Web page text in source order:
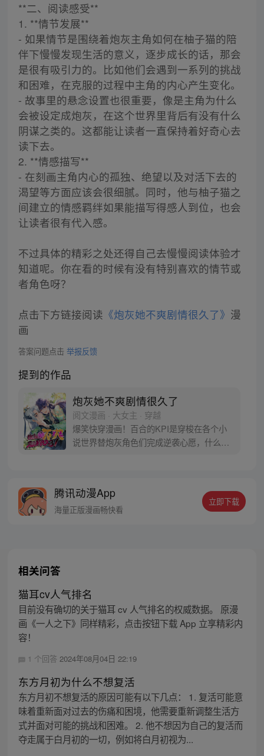
**二、阅读感受**
1. **情节发展**
- 如果情节是围绕着炮灰主角如何在柚子猫的陪
伴下慢慢发现生活的意义，逐步成长的话，那会
是很有吸引力的。比如他们会遇到一系列的挑战
和困难，在克服的过程中主角的内心产生变化。
- 故事里的悬念设置也很重要，像是主角为什么
会被设定成炮灰，在这个世界里背后有没有什么
阴谋之类的。这都能让读者一直保持着好奇心去
读下去。
2. **情感描写**
- 在刻画主角内心的孤独、绝望以及对活下去的
渴望等方面应该会很细腻。同时，他与柚子猫之
间建立的情感羁绊如果能描写得感人到位，也会
让读者很有代入感。
不过具体的精彩之处还得自己去慢慢阅读体验才
知道呢。你在看的时候有没有特别喜欢的情节或
者角色呀？
点击下方链接阅读 《炮灰她不爽剧情很久了》 漫
画
答案问题点击 举报反馈
提到的作品
炮灰她不爽剧情很久了
阅文漫画 · 大女主 · 穿越
爆笑快穿漫画！百合的KPI是穿梭在各个小
说世界替炮灰角色们完成逆袭心愿，什么渣
腾讯动漫App
海量正版漫画畅快看
立即下载
相关问答
猫耳cv人气排名
目前没有确切的关于猫耳 cv 人气排名的权威数据。 原漫
画《一人之下》同样精彩，点击按钮下载 App 立享精彩内
容！
1 个回答 2024年08月04日 22:19
东方月初为什么不想复活
东方月初不想复活的原因可能有以下几点： 1. 复活可能意
味着重新面对过去的伤痛和困境，他需要重新调整生活方
式并面对可能的挑战和困难。 2. 他不想因为自己的复活而
夺走属于白月初的一切，例如将白月初视为...